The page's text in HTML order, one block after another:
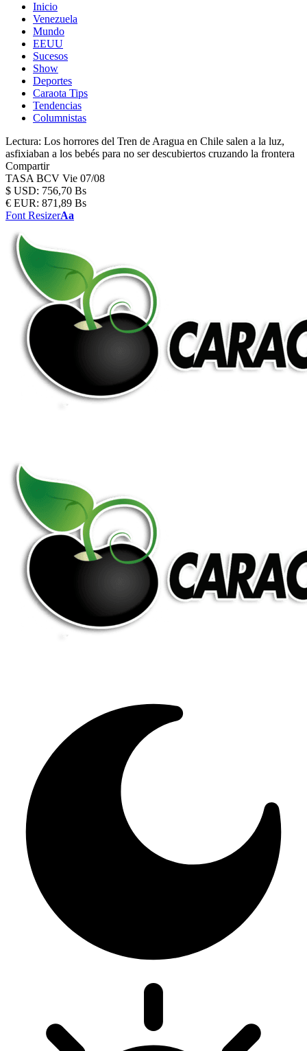
Inicio
Venezuela
Mundo
EEUU
Sucesos
Show
Deportes
Caraota Tips
Tendencias
Columnistas
Lectura: Los horrores del Tren de Aragua en Chile salen a la luz,
asfixiaban a los bebés para no ser descubiertos cruzando la frontera
Compartir
TASA BCV Vie 07/08
$ USD: 756,70 Bs
€ EUR: 871,89 Bs
Font ResizerAa